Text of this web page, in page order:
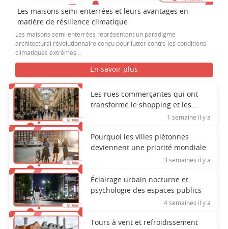
Les maisons semi-enterrées et leurs avantages en
matière de résilience climatique
Les maisons semi-enterrées représentent un paradigme
architectural révolutionnaire conçu pour lutter contre les conditions
climatiques extrêmes...
En savoir plus
Les rues commerçantes qui ont
transformé le shopping et les
1 semaine il y a
Pourquoi les villes piétonnes
deviennent une priorité mondiale
3 semaines il y a
Éclairage urbain nocturne et
psychologie des espaces publics
4 semaines il y a
Tours à vent et refroidissement